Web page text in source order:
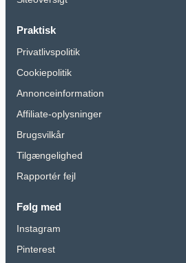
Praktisk
Privatlivspolitik
Cookiepolitik
Annonceinformation
Affiliate-oplysninger
Brugsvilkår
Tilgængelighed
Rapportér fejl
Følg med
Instagram
Pinterest